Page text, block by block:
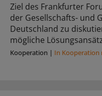
Ziel des Frankfurter
der Gesellschafts- und
Deutschland zu
mögliche
Kooperation | In Kooperation